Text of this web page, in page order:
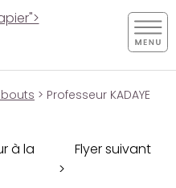
> Professeur KADAYE
à la
Flyer suivant
>